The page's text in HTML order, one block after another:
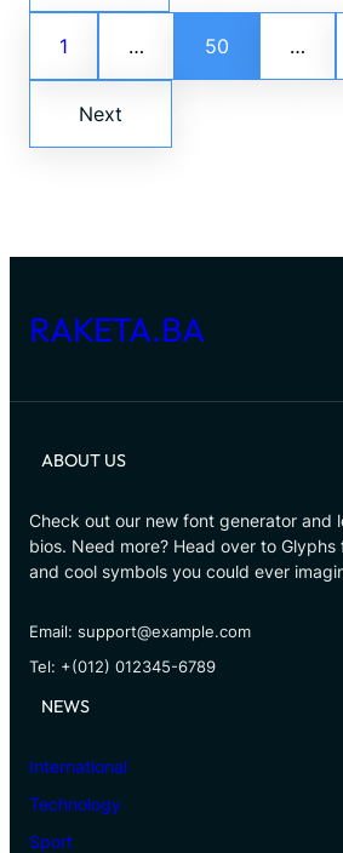
1 … 50 …
Next
RAKETA.BA
ABOUT US
Check out our new font generator and
bios. Need more? Head over to
and cool symbols you could ever
Email: support@example.com
Tel: +(012) 012345-6789
NEWS
International
Technology
Sport